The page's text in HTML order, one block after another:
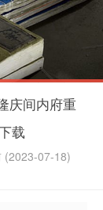
庆间内府重
载
(2023-07-18)